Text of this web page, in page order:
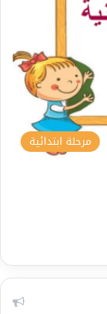
مرحلة ابتدائية